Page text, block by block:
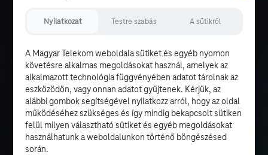
Nyilatkozat Testre szabás A sütikről
A Magyar Telekom weboldala sütiket és egyéb nyomon
követésre alkalmas megoldásokat használ, amelyek az
alkalmazott technológia függvényében adatot tárolnak az
eszközödön, vagy onnan adatot gyűjtenek. Kérjük, az
alábbi gombok segítségével nyilatkozz arról, hogy az oldal
működéséhez szükséges és így mindig bekapcsolt sütiken
felül milyen választható sütiket és egyéb megoldásokat
használhatunk a weboldalunkon történő böngészésed
során.